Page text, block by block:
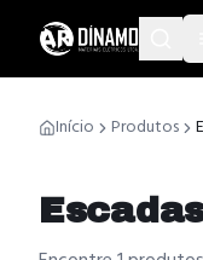
Início Produtos